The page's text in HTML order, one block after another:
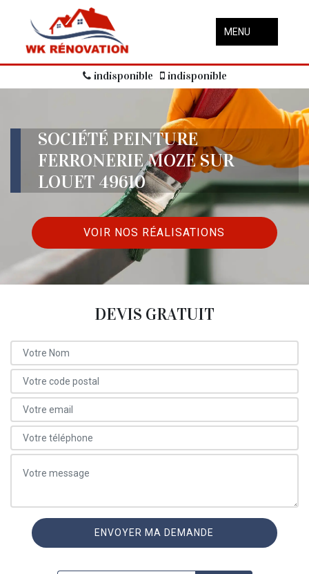
MENU
indisponible indisponible
SOCIÉTÉ PEINTURE
FERRONERIE MOZE SUR
LOUET 49610
VOIR NOS RÉALISATIONS
DEVIS GRATUIT